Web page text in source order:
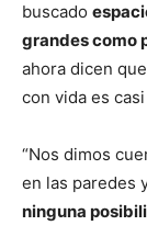
buscado
grandes como
ahora dicen
con vida es
“Nos dimos
en las paredes
ninguna